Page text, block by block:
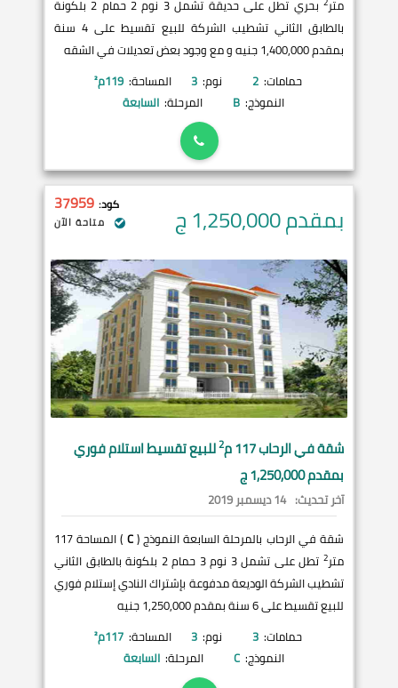
متر
بحري تطل على حديقة تشمل 3 نوم 2 حمام 2 بلكونة
بالطابق الثاني تشطيب الشركة للبيع تقسيط على 4 سنة
بمقدم 1,400,000 جنيه و مع وجود بعض تعديلات في الشقه
حمامات: 2 نوم: 3 المساحة: 119م²
النموذج: B المرحلة: السابعة
بمقدم 1,250,000 ج كود: 37959
متاحة الآن
شقة فيالرحاب 2للبيع تقسيط استلام فوري
بمقدم 1,250,000 ج
آخر تحديث: 14 ديسمبر 2019
شقة في الرحاب بالمرحلة السابعة النموذج (C
) المساحة 117
متر2
تطل على تشمل 3 نوم 3 حمام 2 بلكونة بالطابق الثاني
تشطيب الشركة الوديعة مدفوعة بإشتراك النادي إستلام فوري
للبيع تقسيط على 6 سنة بمقدم 1,250,000 جنيه
حمامات: 3 نوم: 3 المساحة: 117م²
النموذج: C المرحلة: السابعة